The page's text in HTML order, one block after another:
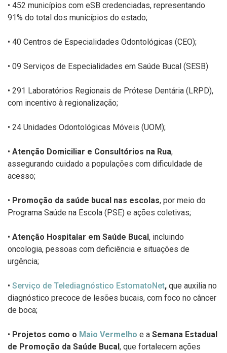
• 452 municípios com eSB credenciadas, representando
91% do total dos municípios do estado;
• 40 Centros de Especialidades Odontológicas (CEO);
• 09 Serviços de Especialidades em Saúde Bucal (SESB)
• 291 Laboratórios Regionais de Prótese Dentária (LRPD),
com incentivo à regionalização;
• 24 Unidades Odontológicas Móveis (UOM);
• Atenção Domiciliar e Consultórios na Rua,
assegurando cuidado a populações com dificuldade de
acesso;
• Promoção da saúde bucal nas escolas, por meio do
Programa Saúde na Escola (PSE) e ações coletivas;
• Atenção Hospitalar em Saúde Bucal, incluindo
oncologia, pessoas com deficiência e situações de
urgência;
• Serviço de Telediagnóstico EstomatoNet, que auxilia no
diagnóstico precoce de lesões bucais, com foco no câncer
de boca;
• Projetos como o Maio Vermelho e a Semana Estadual
de Promoção da Saúde Bucal, que fortalecem ações